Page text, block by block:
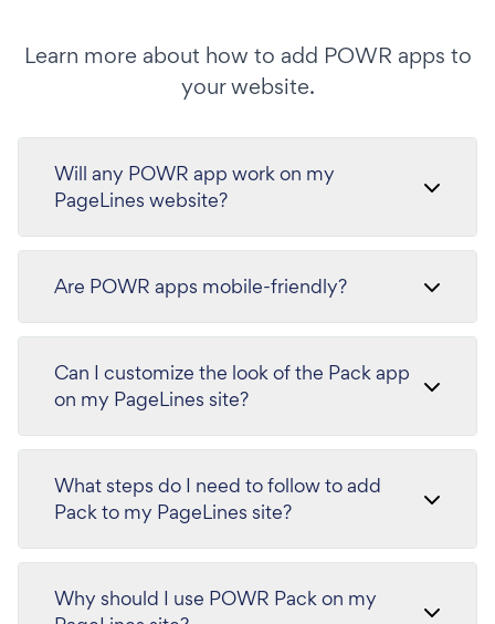
Learn more about how to add POWR apps to
your website.
Will any POWR app work on my
PageLines website?
Are POWR apps mobile-friendly?
Can I customize the look of the Pack app
on my PageLines site?
What steps do I need to follow to add
Pack to my PageLines site?
Why should I use POWR Pack on my